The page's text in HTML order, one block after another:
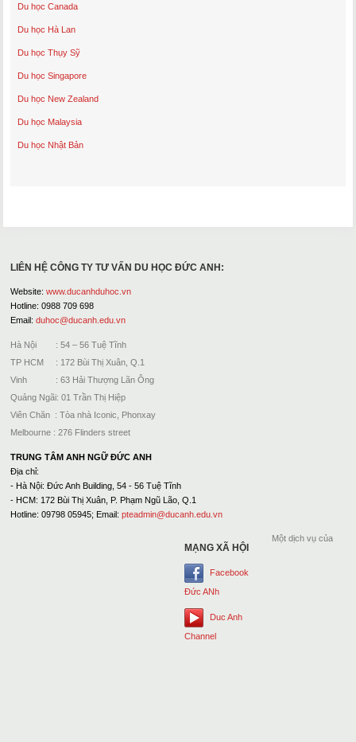
Du học Canada
Du học Hà Lan
Du học Thụy Sỹ
Du học Singapore
Du học New Zealand
Du học Malaysia
Du học Nhật Bản
LIÊN HỆ CÔNG TY TƯ VẤN DU HỌC ĐỨC ANH:
Website: www.ducanhduhoc.vn
Hotline: 0988 709 698
Email: duhoc@ducanh.edu.vn
Hà Nội : 54 – 56 Tuệ Tĩnh
TP HCM : 172 Bùi Thị Xuân, Q.1
Vinh : 63 Hải Thượng Lãn Ông
Quảng Ngãi: 01 Trần Thị Hiệp
Viên Chăn : Tòa nhà Iconic, Phonxay
Melbourne : 276 Flinders street
TRUNG TÂM ANH NGỮ ĐỨC ANH
Địa chỉ:
- Hà Nội: Đức Anh Building, 54 - 56 Tuệ Tĩnh
- HCM: 172 Bùi Thị Xuân, P. Phạm Ngũ Lão, Q.1
Hotline: 09798 05945; Email: pteadmin@ducanh.edu.vn
MẠNG XÃ HỘI
Facebook
Đức ANh
Duc Anh
Channel
Một dịch vụ của